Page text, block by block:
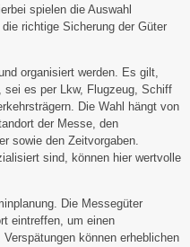
spielen die Auswahl
richtige Sicherung der Güter
organisiert werden. Es gilt,
es per Lkw, Flugzeug, Schiff
Die Wahl hängt von
der Messe, den
sowie den Zeitvorgaben.
sind, können hier wertvolle
Die Messegüter
eintreffen, um einen
können erheblichen